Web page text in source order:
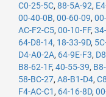
C0-25-5C, 88-5A-92,
00-40-0B, 00-60-09,
AC-F2-C5, 00-10-FF,
64-D8-14, 18-33-9D,
D4-A0-2A, 64-9E-F3,
B8-62-1F, 40-55-39,
58-BC-27, A8-B1-D4,
F4-AC-C1 , 64-16-8D,